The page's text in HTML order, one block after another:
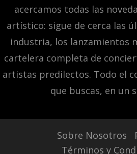
acercamos todas las
artístico: sigue de cerca las
industria, los lanzamientos
cartelera completa de
artistas predilectos. Todo el
que buscas, en un
Sobre Nosotros
Términos y